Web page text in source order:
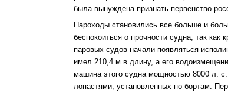
была вынуждена признать первенство
Пароходы становились все больше и
беспокоиться о прочности судна, так
паровых судов начали появляться
имел 210,4 м в длину, а его
машина этого судна мощностью 8000 л.
лопастями, установленных по бортам.